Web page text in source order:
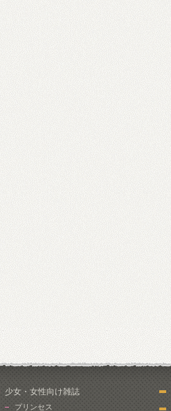
少女・女性向け雑誌
プリンセス